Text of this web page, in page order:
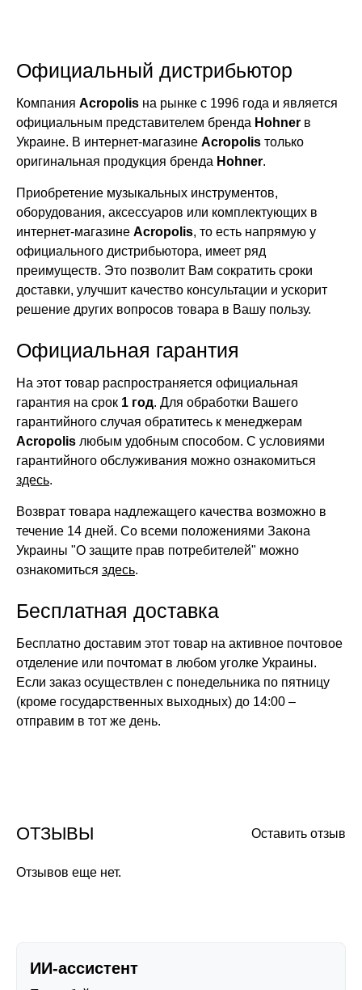
Официальный дистрибьютор
Компания Acropolis на рынке с 1996 года и является
официальным представителем бренда Hohner в
Украине. В интернет-магазине Acropolis только
оригинальная продукция бренда Hohner.
Приобретение музыкальных инструментов,
оборудования, аксессуаров или комплектующих в
интернет-магазине Acropolis, то есть напрямую у
официального дистрибьютора, имеет ряд
преимуществ. Это позволит Вам сократить сроки
доставки, улучшит качество консультации и ускорит
решение других вопросов товара в Вашу пользу.
Официальная гарантия
На этот товар распространяется официальная
гарантия на срок 1 год. Для обработки Вашего
гарантийного случая обратитесь к менеджерам
Acropolis любым удобным способом. С условиями
гарантийного обслуживания можно ознакомиться
здесь.
Возврат товара надлежащего качества возможно в
течение 14 дней. Со всеми положениями Закона
Украины "О защите прав потребителей" можно
ознакомиться здесь.
Бесплатная доставка
Бесплатно доставим этот товар на активное почтовое
отделение или почтомат в любом уголке Украины.
Если заказ осуществлен с понедельника по пятницу
(кроме государственных выходных) до 14:00 –
отправим в тот же день.
Оставить отзыв
ОТЗЫВЫ
Отзывов еще нет.
ИИ-ассистент